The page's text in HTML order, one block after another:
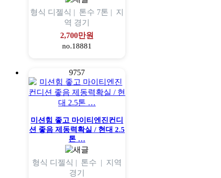
형식 디젤식 | 톤수 7톤 | 지
역 경기
2,700만원
no.18881
9757
미션힘 좋고 마이티엔진컨디
션 좋음 제동력확실 / 현대 2.5
톤 …
형식 디젤식 | 톤수 | 지역
경기